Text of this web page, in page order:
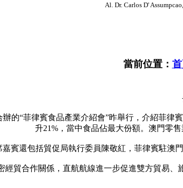
Al. Dr. Carlos D'
當前位置：
的“菲律賓食品產業介紹會”昨舉行，介紹菲
升21%，當中食品佔最大份額。澳門零
嘉賓還包括貿促局執行委員陳敬紅，菲律賓駐澳
經貿合作關係，直航航線進一步促進雙方貿易